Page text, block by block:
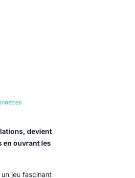
devient
en ouvrant les
jeu fascinant